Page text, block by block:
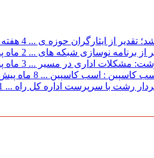
تقدیر از ایثارگران حوزه ی ... 4 هفته پیش
از برنامه نوسازی شبكه های ... 2 ماه پیش
رشت: مشکلات اداری در مسیر ... 3 ماه پیش
اسب کاسپین : اسب کاسپین ... 8 ماه پیش
رشت با سرپرست اداره کل راه ... 1